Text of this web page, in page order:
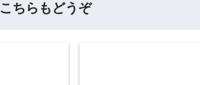
こちらもどうぞ